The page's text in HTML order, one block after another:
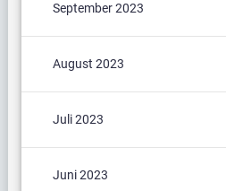
September 2023
August 2023
Juli 2023
Juni 2023